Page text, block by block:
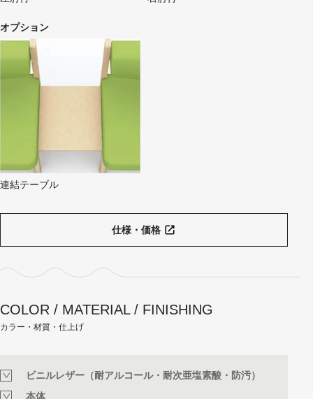
オプション
連結テーブル
仕様・価格
COLOR / MATERIAL / FINISHING
カラー・材質・仕上げ
ビニルレザー（耐アルコール・耐次亜塩素酸・防汚）
本体